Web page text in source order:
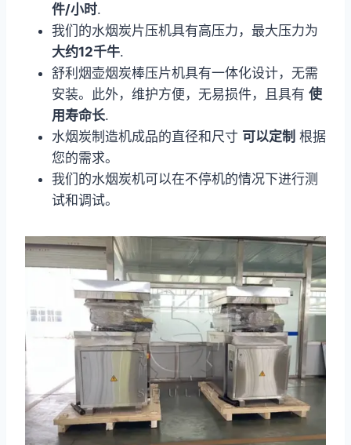
件/小时.
我们的水烟炭片压机具有高压力，最大压力为
大约12千牛.
舒利烟壶烟炭棒压片机具有一体化设计，无需
安装。此外，维护方便，无易损件，且具有 使
用寿命长.
水烟炭制造机成品的直径和尺寸 可以定制 根据
您的需求。
我们的水烟炭机可以在不停机的情况下进行测
试和调试。